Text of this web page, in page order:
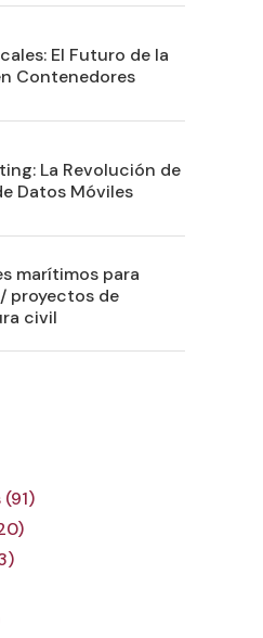
El Futuro de la
Contenedores
La Revolución de
Datos Móviles
marítimos para
proyectos de
civil